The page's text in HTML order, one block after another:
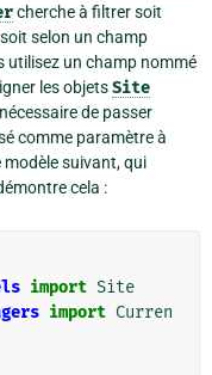
cherche à filtrer soit
selon un champ
utilisez un champ nommé
les objetsSite
de passer
comme paramètre à
modèle suivant, qui
cela :
import Site
import Curren